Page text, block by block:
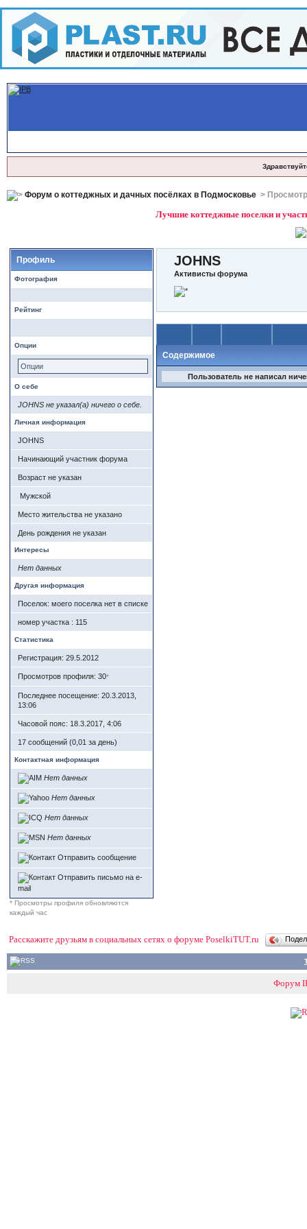
Форум о коттеджных и дачных посёлках в Подмосковье>
Лучшие коттеджные поселки и
Профиль
Фотография
Рейтинг
Опции
Опции
О себе
JOHNS не указал(а) ничего о себе.
Личная информация
JOHNS
Начинающий участник форума
Возраст не указан
Мужской
Место жительства не указано
День рождения не указан
Интересы
Нет данных
Другая информация
Поселок: моего поселка нет в списке
номер участка : 115
Статистика
Регистрация: 29.5.2012
Просмотров профиля: 30*
Последнее посещение: 20.3.2013,
13:06
Часовой пояс: 18.3.2017, 4:06
17 сообщений (0,01 за день)
Контактная информация
Нет данных
Нет данных
Нет данных
Нет данных
Отправить сообщение
Отправить письмо на e-
mail
* Просмотры профиля обновляются
каждый час
JOHNS
Активисты форума
Содержимое
Пользователь не написал
Расскажите друзьям в социальных сетях о форуме PoselkiTUT.ru
Форум